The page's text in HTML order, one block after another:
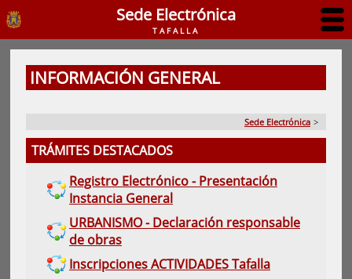
Sede Electrónica
TAFALLA
INFORMACIÓN GENERAL
Sede Electrónica >
TRÁMITES DESTACADOS
Registro Electrónico - Presentación
Instancia General
URBANISMO - Declaración responsable
de obras
Inscripciones ACTIVIDADES Tafalla